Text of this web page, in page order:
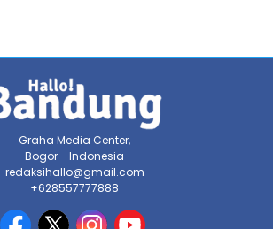
Graha Media Center,
Bogor - Indonesia
redaksihallo@gmail.com
+628557777888